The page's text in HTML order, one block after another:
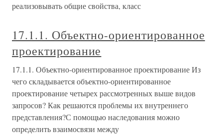
реализовывать общие свойства, класс
17.1.1. Объектно-ориентированное
проектирование
17.1.1. Объектно-ориентированное проектирование Из
чего складывается объектно-ориентированное
проектирование четырех рассмотренных выше видов
запросов? Как решаются проблемы их внутреннего
представления?С помощью наследования можно
определить взаимосвязи между